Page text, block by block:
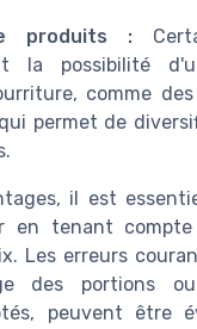
produits :
la possibilité
comme
permet de
il est
en tenant
Les erreurs
des portions
peuvent être